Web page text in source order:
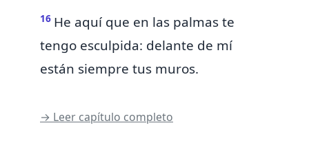
16 He aquí que en las palmas te
tengo esculpida: delante de mí
están siempre tus muros.
→ Leer capítulo completo